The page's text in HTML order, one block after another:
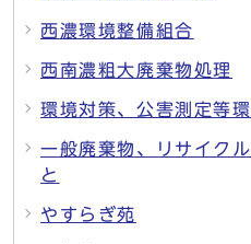
西濃環境整備組合
西南濃粗大廃棄物処理
環境対策、公害測定等
一般廃棄物、リサイク
と
やすらぎ苑